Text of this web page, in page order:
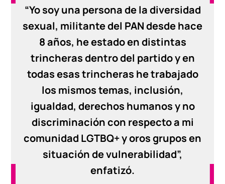
“Yo soy una persona de la diversidad
sexual, militante del PAN desde hace
8 años, he estado en distintas
trincheras dentro del partido y en
todas esas trincheras he trabajado
los mismos temas, inclusión,
igualdad, derechos humanos y no
discriminación con respecto a mi
comunidad LGTBQ+ y oros grupos en
situación de vulnerabilidad”,
enfatizó.